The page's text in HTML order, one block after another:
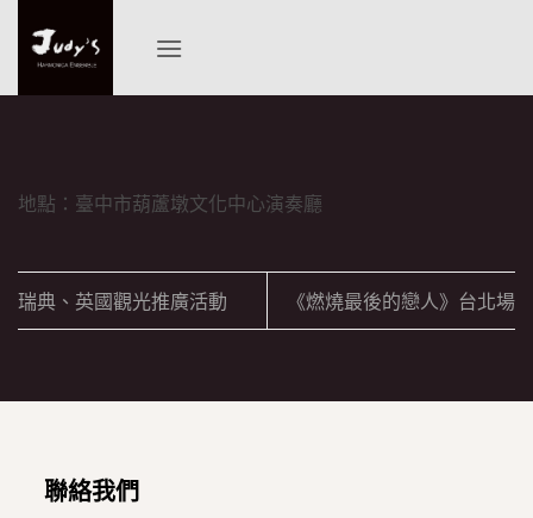
content
地點：臺中市葫蘆墩文化中心演奏廳
瑞典、英國觀光推廣活動 《燃燒最後的戀人》台北場
聯絡我們